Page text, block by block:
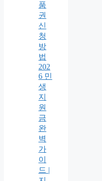
품
권
신
청
방
법
202
6 민
생
지
원
금
완
벽
가
이
드 |